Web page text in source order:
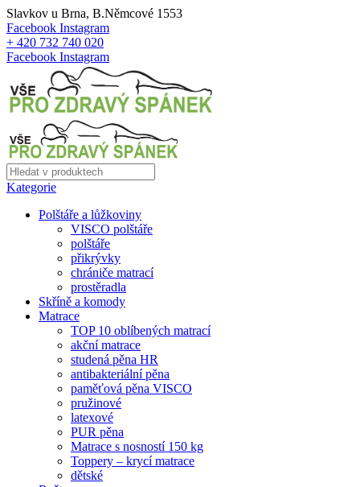
Slavkov u Brna, B.Němcové 1553
Facebook Instagram
+ 420 732 740 020
Facebook Instagram
Kategorie
Polštáře a lůžkoviny
VISCO polštáře
polštáře
přikrývky
chrániče matrací
prostěradla
Skříně a komody
Matrace
TOP 10 oblíbených matrací
akční matrace
studená pěna HR
antibakteriální pěna
paměťová pěna VISCO
pružinové
latexové
PUR pěna
Matrace s nosností 150 kg
Toppery – krycí matrace
dětské